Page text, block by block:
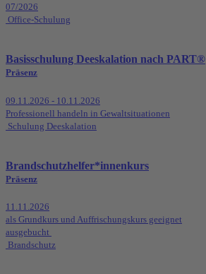
07/2026
Office-Schulung
Basisschulung Deeskalation nach PART®
Präsenz
09.11.2026 - 10.11.2026
Professionell handeln in Gewaltsituationen
Schulung Deeskalation
Brandschutzhelfer*innenkurs
Präsenz
11.11.2026
als Grundkurs und Auffrischungskurs geeignet
ausgebucht
Brandschutz